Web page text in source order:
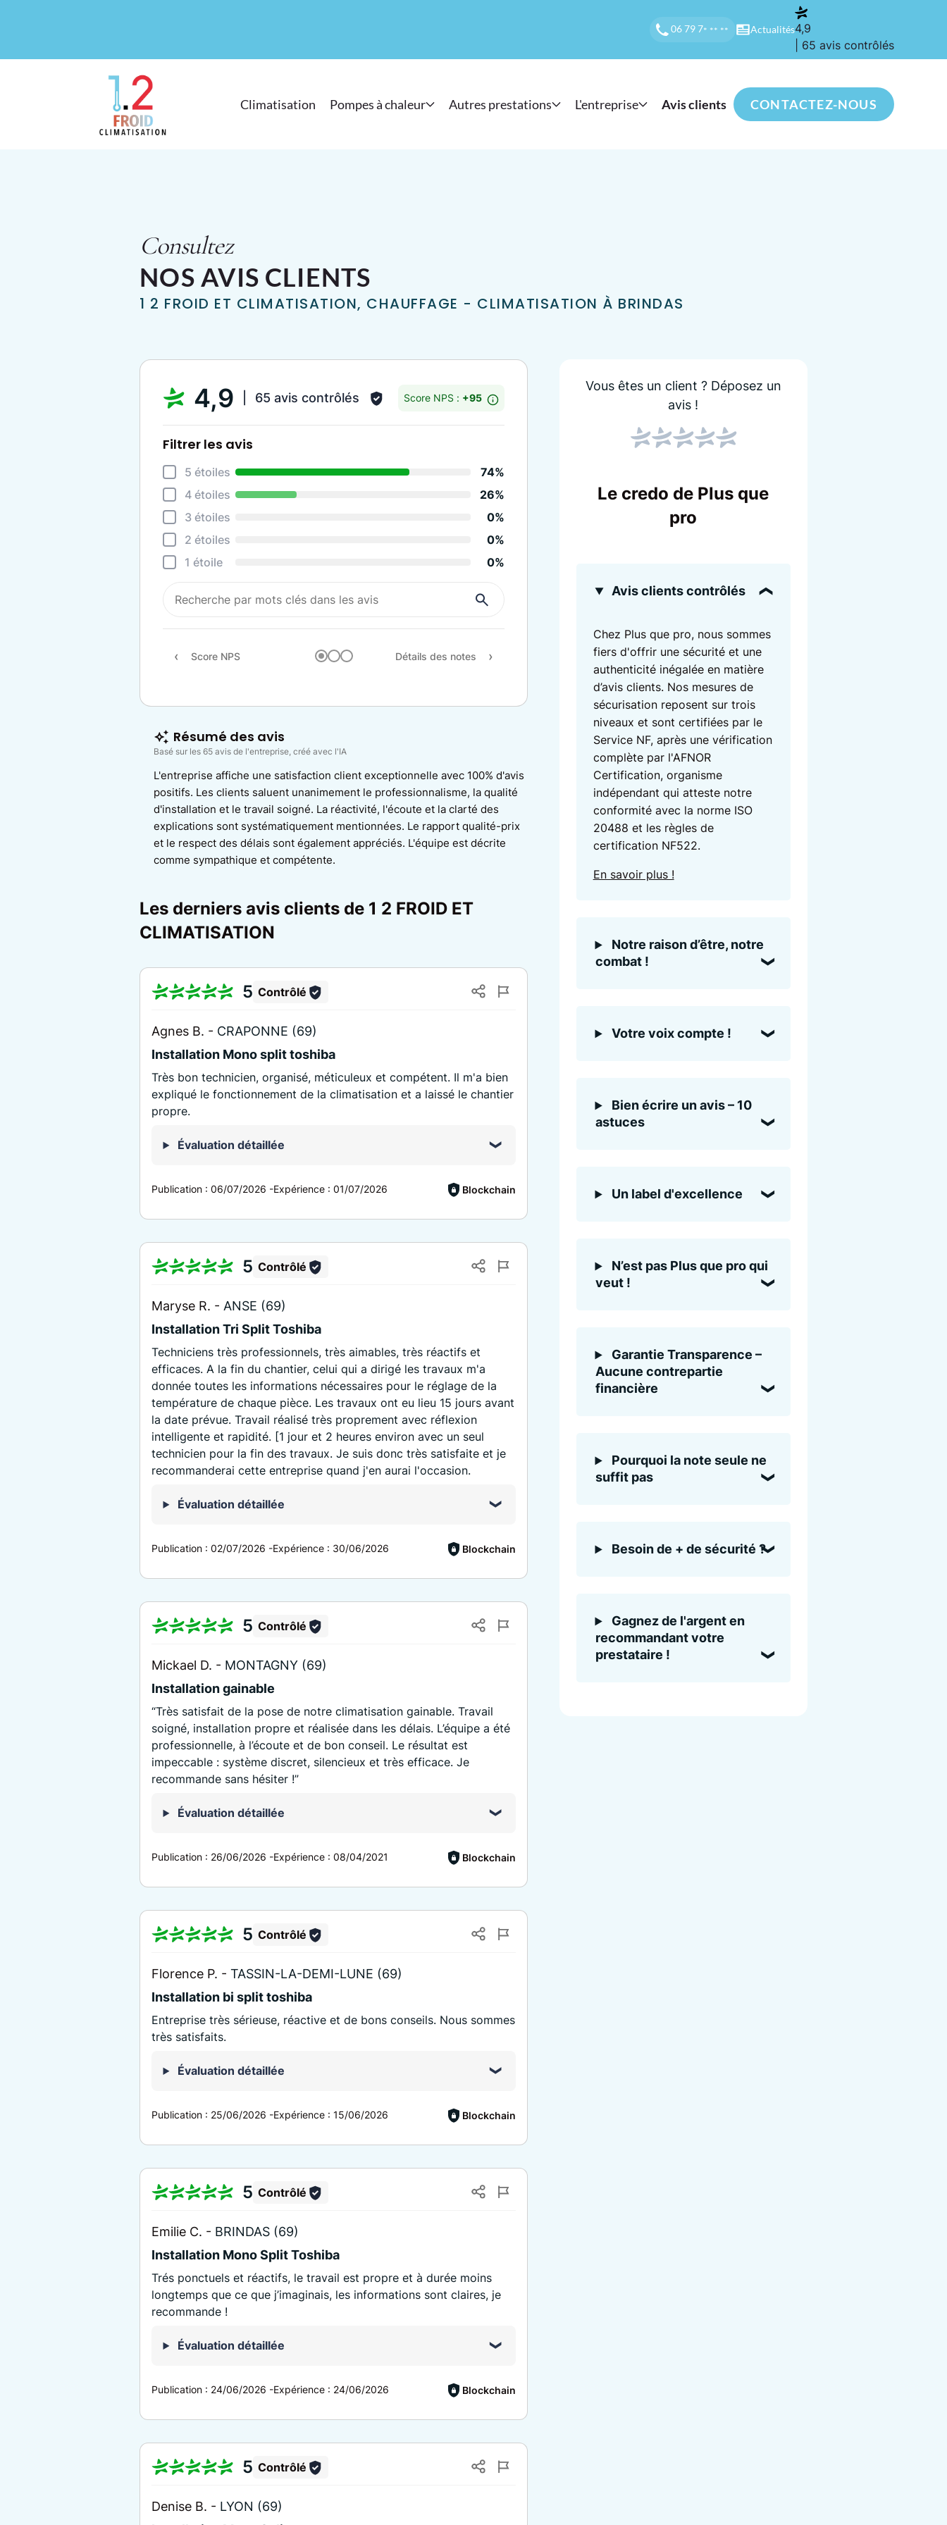
06 79 7* ** ** Actualités4,9
| 65 avis contrôlés
Climatisation Pompes à chaleur Autres prestations L'entreprise Avis clients CONTACTEZ-NOUS
1 2 FROID ET CLIMATISATION, CHAUFFAGE - CLIMATISATION À BRINDAS
Consultez
NOS AVIS CLIENTS
4,9 65 avis contrôlés Score NPS : +95
Filtrer les avis
5 étoiles
74%
4 étoiles
26%
3 étoiles
0%
2 étoiles
0%
1 étoile
0%
Rapport qualité / prix
Recommandation
Score NPS Détails des notes
Résumé des avis
Basé sur les 65 avis de l'entreprise, créé avec l'IA
L'entreprise affiche une satisfaction client exceptionnelle avec 100% d'avis
positifs. Les clients saluent unanimement le professionnalisme, la qualité
d'installation et le travail soigné. La réactivité, l'écoute et la clarté des
explications sont systématiquement mentionnées. Le rapport qualité-prix
et le respect des délais sont également appréciés. L'équipe est décrite
comme sympathique et compétente.
Les derniers avis clients de 1 2 FROID ET
CLIMATISATION
5 Contrôlé
Agnes B. - CRAPONNE (69)
Installation Mono split toshiba
Très bon technicien, organisé, méticuleux et compétent. Il m'a bien
expliqué le fonctionnement de la climatisation et a laissé le chantier
propre.
Évaluation détaillée
Publication :06/07/2026 -Expérience :01/07/2026 Blockchain
5 Contrôlé
Maryse R. - ANSE (69)
Installation Tri Split Toshiba
Techniciens très professionnels, très aimables, très réactifs et
efficaces. A la fin du chantier, celui qui a dirigé les travaux m'a
donnée toutes les informations nécessaires pour le réglage de la
température de chaque pièce. Les travaux ont eu lieu 15 jours avant
la date prévue. Travail réalisé très proprement avec réflexion
intelligente et rapidité. [1 jour et 2 heures environ avec un seul
technicien pour la fin des travaux. Je suis donc très satisfaite et je
recommanderai cette entreprise quand j'en aurai l'occasion.
Évaluation détaillée
Publication :02/07/2026 -Expérience : 30/06/2026 Blockchain
5 Contrôlé
Mickael D. - MONTAGNY (69)
Installation gainable
“Très satisfait de la pose de notre climatisation gainable. Travail
soigné, installation propre et réalisée dans les délais. L’équipe a été
professionnelle, à l’écoute et de bon conseil. Le résultat est
impeccable : système discret, silencieux et très efficace. Je
recommande sans hésiter !”
Évaluation détaillée
Publication : 26/06/2026 -Expérience :08/04/2021 Blockchain
5 Contrôlé
Florence P. -TASSIN-LA-DEMI-LUNE (69)
Installation bi split toshiba
Entreprise très sérieuse, réactive et de bons conseils. Nous sommes
très satisfaits.
Évaluation détaillée
Publication : 25/06/2026 -Expérience :15/06/2026 Blockchain
5 Contrôlé
Emilie C. - BRINDAS (69)
Installation Mono Split Toshiba
Trés ponctuels et réactifs, le travail est propre et à durée moins
longtemps que ce que j’imaginais, les informations sont claires, je
recommande !
Évaluation détaillée
Publication : 24/06/2026 -Expérience : 24/06/2026 Blockchain
5 Contrôlé
Denise B. - LYON (69)
Vous êtes un client ? Déposez un
avis !
Le credo de Plus que
pro
Avis clients contrôlés
Chez Plus que pro, nous sommes
fiers d'offrir une sécurité et une
authenticité inégalée en matière
d’avis clients. Nos mesures de
sécurisation reposent sur trois
niveaux et sont certifiées par le
Service NF, après une vérification
complète par l'AFNOR
Certification, organisme
indépendant qui atteste notre
conformité avec la norme ISO
20488 et les règles de
certification NF522.
En savoir plus !
Notre raison d’être, notre
combat !
Votre voix compte !
Bien écrire un avis – 10
astuces
Un label d'excellence
N’est pas Plus que pro qui
veut !
Garantie Transparence –
Aucune contrepartie
financière
Pourquoi la note seule ne
suffit pas
Besoin de + de sécurité ?
Gagnez de l'argent en
recommandant votre
prestataire !